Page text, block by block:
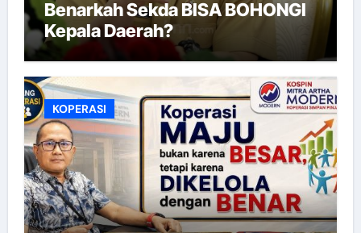
Benarkah Sekda BISA BOHONGI
Kepala Daerah?
KOPERASI